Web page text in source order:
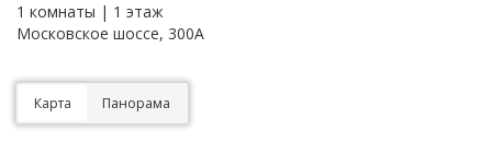
1 комнаты | 1 этаж
Московское шоссе, 300А
Карта Панорама